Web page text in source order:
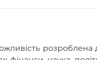
розроблена